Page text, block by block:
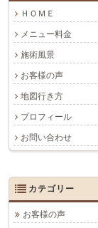
ＨＯＭＥ
メニュー料金
施術風景
お客様の声
地図行き方
プロフィール
お問い合わせ
カテゴリー
お客様の声